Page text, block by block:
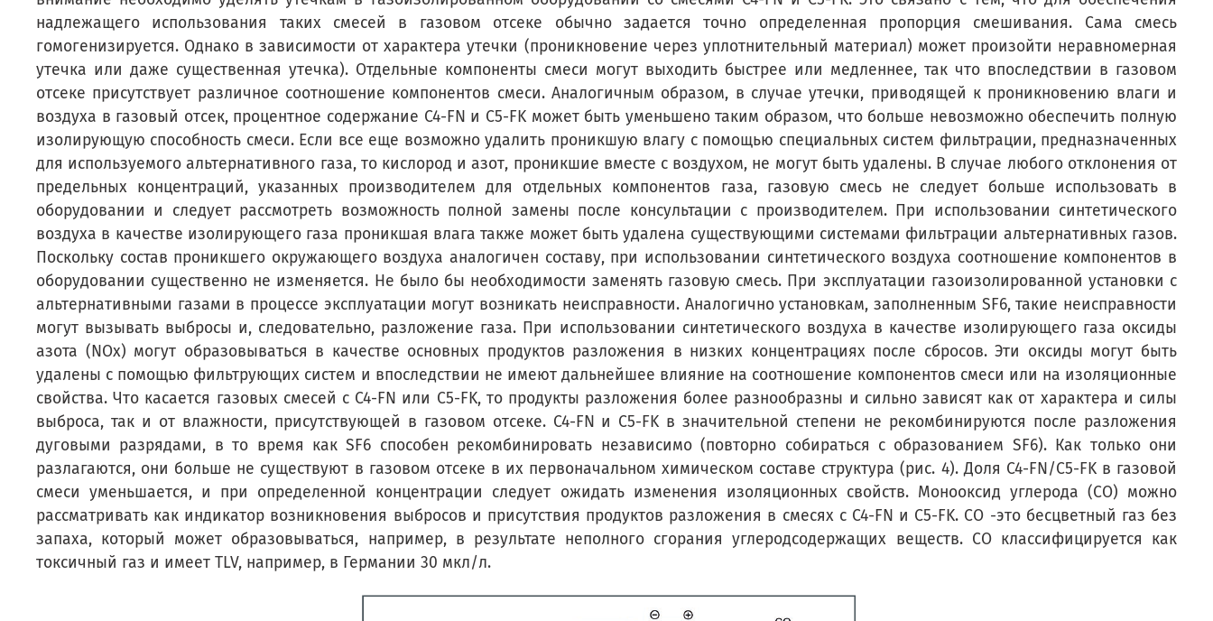
надлежащего использования таких смесей в газовом отсеке обычно задается точно определенная пропорция смешивания. Сама смесь
гомогенизируется. Однако в зависимости от характера утечки (проникновение через уплотнительный материал) может произойти неравномерная
утечка или даже существенная утечка). Отдельные компоненты смеси могут выходить быстрее или медленнее, так что впоследствии в газовом
отсеке присутствует различное соотношение компонентов смеси. Аналогичным образом, в случае утечки, приводящей к проникновению влаги и
воздуха в газовый отсек, процентное содержание C4-FN и C5-FK может быть уменьшено таким образом, что больше невозможно обеспечить полную
изолирующую способность смеси. Если все еще возможно удалить проникшую влагу с помощью специальных систем фильтрации, предназначенных
для используемого альтернативного газа, то кислород и азот, проникшие вместе с воздухом, не могут быть удалены. В случае любого отклонения от
предельных концентраций, указанных производителем для отдельных компонентов газа, газовую смесь не следует больше использовать в
оборудовании и следует рассмотреть возможность полной замены после консультации с производителем. При использовании синтетического
воздуха в качестве изолирующего газа проникшая влага также может быть удалена существующими системами фильтрации альтернативных газов.
Поскольку состав проникшего окружающего воздуха аналогичен составу, при использовании синтетического воздуха соотношение компонентов в
оборудовании существенно не изменяется. Не было бы необходимости заменять газовую смесь. При эксплуатации газоизолированной установки с
альтернативными газами в процессе эксплуатации могут возникать неисправности. Аналогично установкам, заполненным SF6, такие неисправности
могут вызывать выбросы и, следовательно, разложение газа. При использовании синтетического воздуха в качестве изолирующего газа оксиды
азота (NOx) могут образовываться в качестве основных продуктов разложения в низких концентрациях после сбросов. Эти оксиды могут быть
удалены с помощью фильтрующих систем и впоследствии не имеют дальнейшее влияние на соотношение компонентов смеси или на изоляционные
свойства. Что касается газовых смесей с C4-FN или C5-FK, то продукты разложения более разнообразны и сильно зависят как от характера и силы
выброса, так и от влажности, присутствующей в газовом отсеке. C4-FN и C5-FK в значительной степени не рекомбинируются после разложения
дуговыми разрядами, в то время как SF6 способен рекомбинировать независимо (повторно собираться с образованием SF6). Как только они
разлагаются, они больше не существуют в газовом отсеке в их первоначальном химическом составе структура (рис. 4). Доля C4-FN/C5-FK в газовой
смеси уменьшается, и при определенной концентрации следует ожидать изменения изоляционных свойств. Монооксид углерода (CO) можно
рассматривать как индикатор возникновения выбросов и присутствия продуктов разложения в смесях с C4-FN и C5-FK. CO -это бесцветный газ без
запаха, который может образовываться, например, в результате неполного сгорания углеродсодержащих веществ. CO классифицируется как
токсичный газ и имеет TLV, например, в Германии 30 мкл/л.